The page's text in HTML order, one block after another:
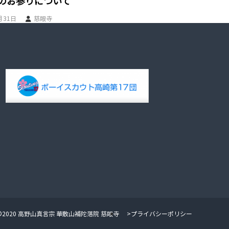
31日 慈眼寺
高野山真言宗 華敷山補陀落院 慈眼寺 >プライバシーポリシー